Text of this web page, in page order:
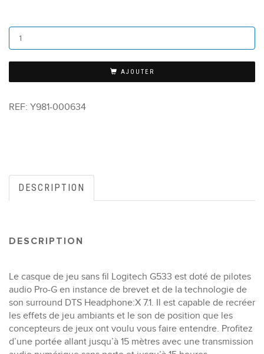
AJOUTER
REF: Y981-000634
DESCRIPTION
DESCRIPTION
Le casque de jeu sans fil Logitech G533 est doté de pilotes
audio Pro-G en instance de brevet et de la technologie de
son surround DTS Headphone:X 7.1. Il est capable de recréer
les effets de jeu ambiants et le son de position que les
concepteurs de jeux ont voulu vous faire entendre. Profitez
d’une portée allant jusqu’à 15 mètres avec une transmission